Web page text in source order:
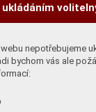
ukládáním
nepotřebujeme
bychom vás ale
příloha
určena